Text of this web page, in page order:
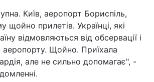
Київ, аеропорт Бориспіль,
щойно прилетів. Українці, які
відмовляються від обсервації і
аеропорту. Щойно. Приїхала
але не сильно допомагає", -